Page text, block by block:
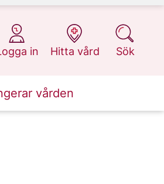
in
1177.se
Hitta vård
på 1177.se
Sök
på 1177.se
vården